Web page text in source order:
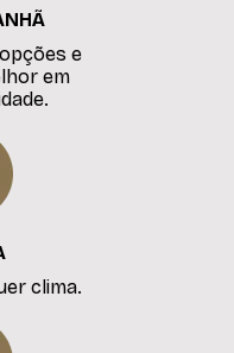
e
em
clima.